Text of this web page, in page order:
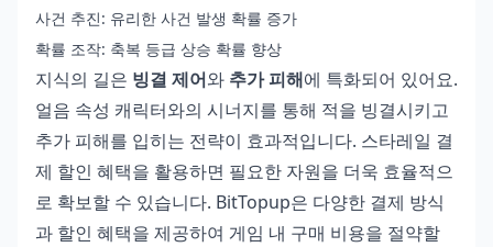
사건 추진: 유리한 사건 발생 확률 증가
확률 조작: 축복 등급 상승 확률 향상
지식의 길은 빙결 제어와 추가 피해에 특화되어 있어요.
얼음 속성 캐릭터와의 시너지를 통해 적을 빙결시키고
추가 피해를 입히는 전략이 효과적입니다. 스타레일 결
제 할인 혜택을 활용하면 필요한 자원을 더욱 효율적으
로 확보할 수 있습니다. BitTopup은 다양한 결제 방식
과 할인 혜택을 제공하여 게임 내 구매 비용을 절약할